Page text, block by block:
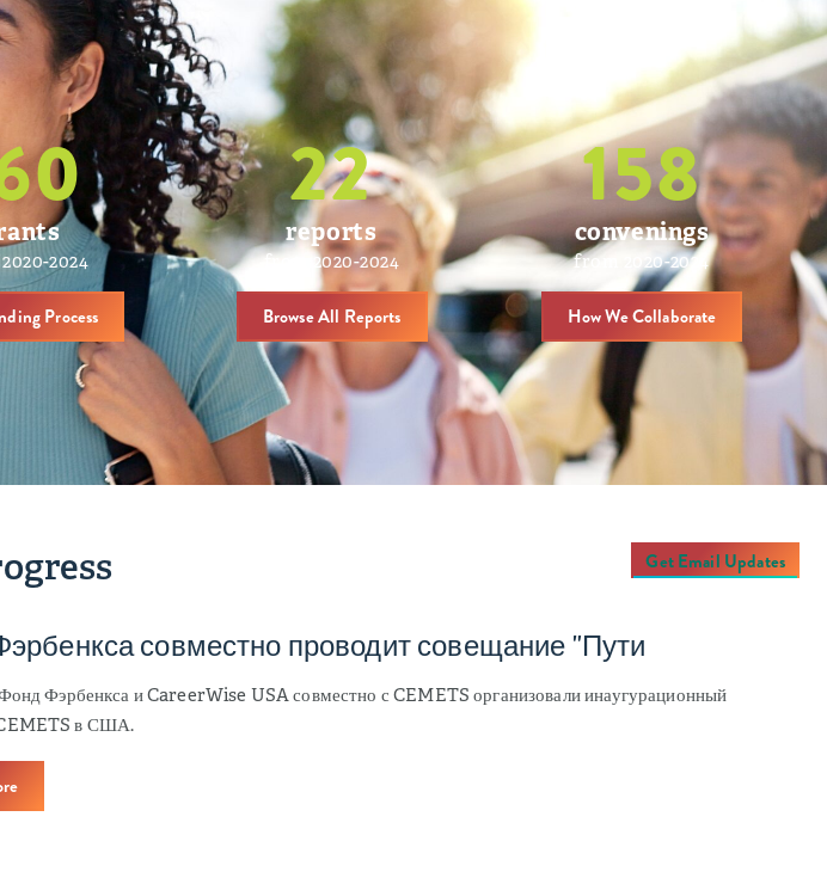
2024
Process
22
reports
from 2020-2024
Browse All Reports
158
convenings
from 2020-2024
How We Collaborate
Get Email Updates
совместно проводит совещание "Пути
Фэрбенкса и CareerWise USA совместно с CEMETS организовали инаугурационный
в США.